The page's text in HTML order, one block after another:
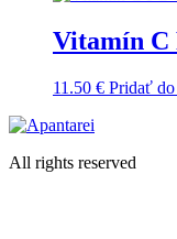
Vitamín C
11.50 € Pridať
All rights reserved